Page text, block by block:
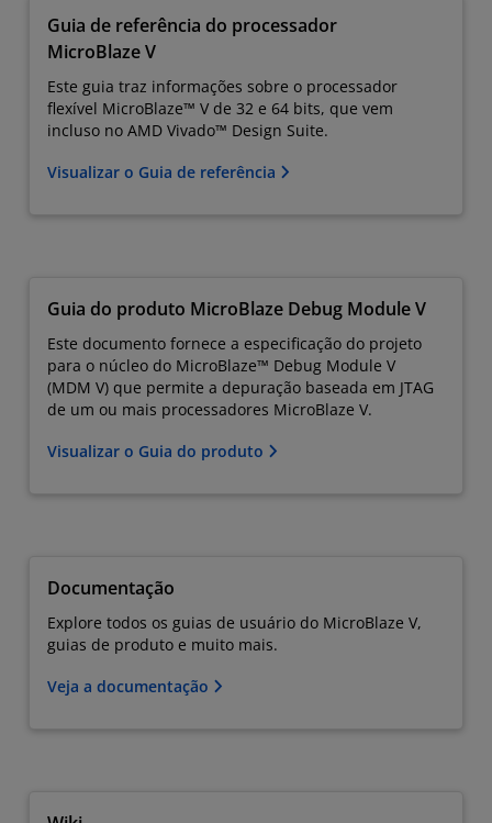
Guia de referência do processador
MicroBlaze V
Este guia traz informações sobre o processador
flexível MicroBlaze™ V de 32 e 64 bits, que vem
incluso no AMD Vivado™ Design Suite.
Visualizar o Guia de referência
Guia do produto MicroBlaze Debug Module V
Este documento fornece a especificação do projeto
para o núcleo do MicroBlaze™ Debug Module V
(MDM V) que permite a depuração baseada em JTAG
de um ou mais processadores MicroBlaze V.
Visualizar o Guia do produto
Documentação
Explore todos os guias de usuário do MicroBlaze V,
guias de produto e muito mais.
Veja a documentação